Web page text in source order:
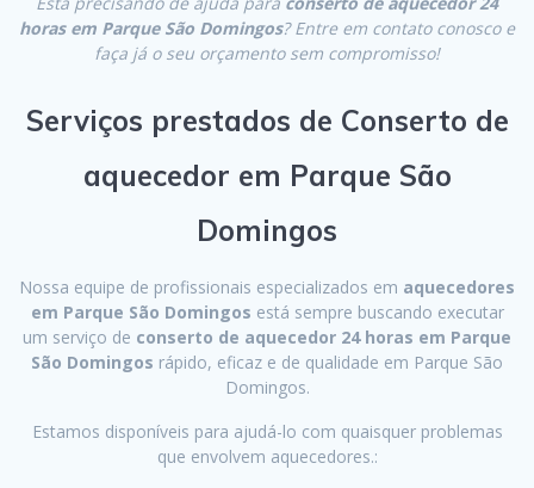
horas em Parque São Domingos? Entre em contato conosco e
faça já o seu orçamento sem compromisso!
Serviços prestados de Conserto de
aquecedor em Parque São
Domingos
Nossa equipe de profissionais especializados em aquecedores
em Parque São Domingos está sempre buscando executar
um serviço de conserto de aquecedor 24 horas em Parque
São Domingos rápido, eficaz e de qualidade em Parque São
Domingos.
Estamos disponíveis para ajudá-lo com quaisquer problemas
que envolvem aquecedores.: